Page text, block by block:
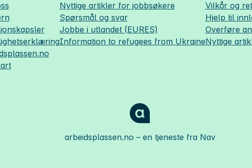
Nyttige artikler for jobbsøkere
Spørsmål og svar
Jobbe i utlandet (EURES)
Information to refugees from Ukraine
Vilkår og
Hjelp til
Overføre
Nyttige
arbeidsplassen.no – en tjeneste fra Nav